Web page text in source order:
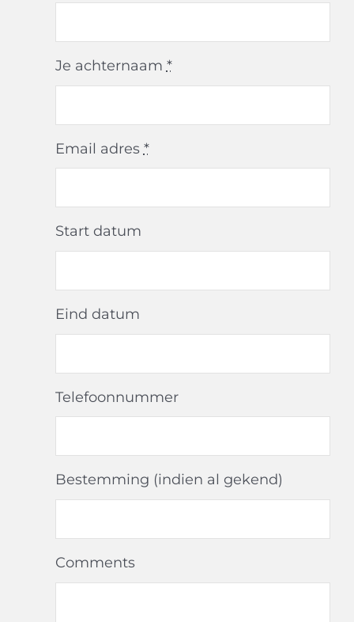
Je achternaam *
Email adres *
Start datum
Eind datum
Telefoonnummer
Bestemming (indien al gekend)
Comments